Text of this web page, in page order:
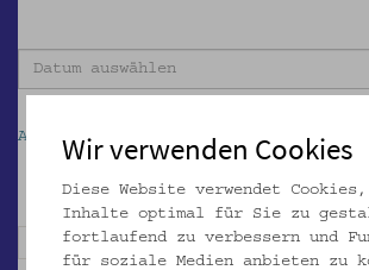
Alle Veranstaltungen anzeigen
Alle Führung Kinderprogramm
Wir verwenden Cookies
Diese Website verwendet Cookies,
Inhalte optimal für Sie zu
fortlaufend zu verbessern und
für soziale Medien anbieten zu